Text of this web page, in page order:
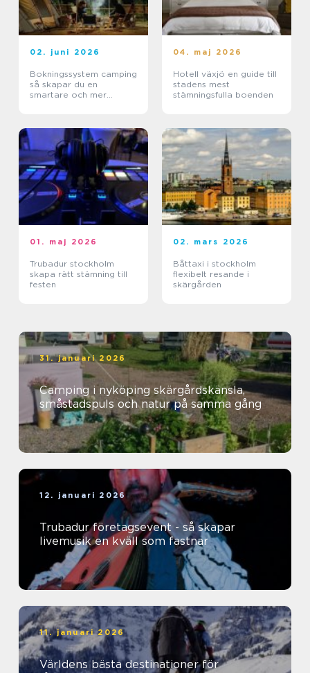
02. juni 2026
Bokningssystem camping
så skapar du en
smartare och mer
04. maj 2026
Hotell växjö en guide till
stadens mest
stämningsfulla boenden
01. maj 2026
Trubadur stockholm
skapa rätt stämning till
festen
02. mars 2026
Båttaxi i stockholm
flexibelt resande i
skärgården
31. januari 2026
Camping i nyköping skärgårdskänsla,
småstadspuls och natur på samma gång
12. januari 2026
Trubadur företagsevent - så skapar
livemusik en kväll som fastnar
11. januari 2026
Världens bästa destinationer för